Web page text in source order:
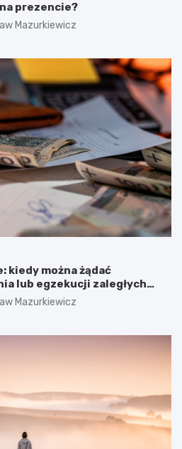
prezencie?
Mazurkiewicz
kiedy można żądać
lub egzekucji zaległych
Mazurkiewicz